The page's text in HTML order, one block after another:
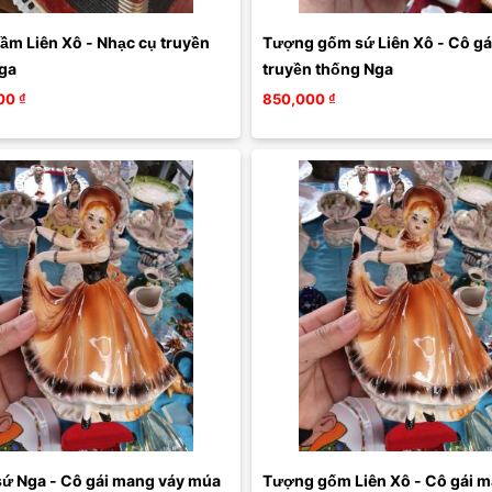
Liên Xô - Nhạc cụ truyền
₫
Tượng gốm sứ Liên Xô - Cô
truyền thống Nga
850,000₫
Nga - Cô gái mang váy múa Tượng gốm Liên Xô - Cô gái